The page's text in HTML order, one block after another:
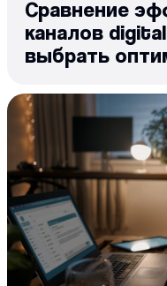
Сравнение
каналов
выбрать